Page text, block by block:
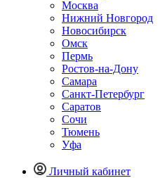
Москва
Нижний Новгород
Новосибирск
Омск
Пермь
Ростов-на-Дону
Самара
Санкт-Петербург
Саратов
Сочи
Тюмень
Уфа
Личный кабинет